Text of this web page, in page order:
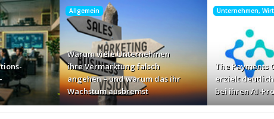
Allgemein
Warum viele Unternehmen
ihre Vermarktung falsch
angehen – und warum das ihr
Wachstum ausbremst
Unternehmen,
The Payments
erzielt
bei ihren AI-